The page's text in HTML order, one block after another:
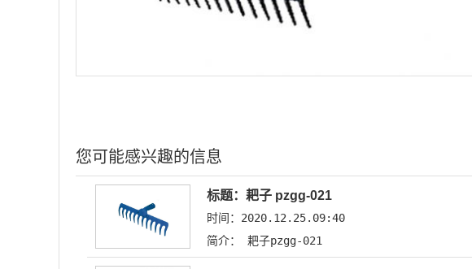
您可能感兴趣的信息
标题：耙子 pzgg-021
时间：2020.12.25.09:40
简介： 耙子pzgg-021